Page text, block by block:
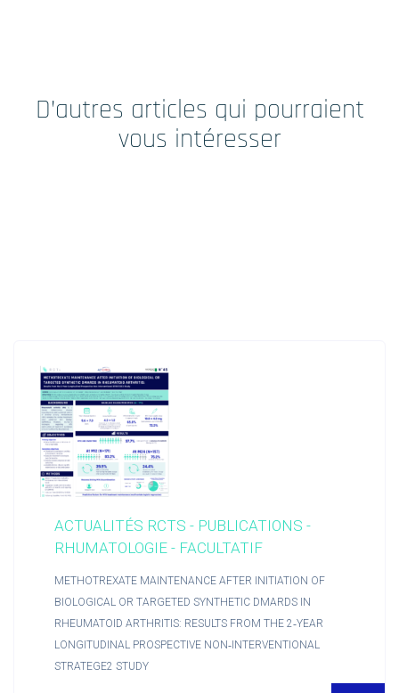
POUR EN SAVOIR PLUS
Nous découvrir
Actualités RCTs
RCTs recrute
D’autres articles qui pourraient
vous intéresser
ACTUALITÉS RCTS - PUBLICATIONS -
RHUMATOLOGIE - FACULTATIF
METHOTREXATE MAINTENANCE AFTER INITIATION OF
BIOLOGICAL OR TARGETED SYNTHETIC DMARDS IN
RHEUMATOID ARTHRITIS: RESULTS FROM THE 2‑YEAR
LONGITUDINAL PROSPECTIVE NON‑INTERVENTIONAL
STRATEGE2 STUDY